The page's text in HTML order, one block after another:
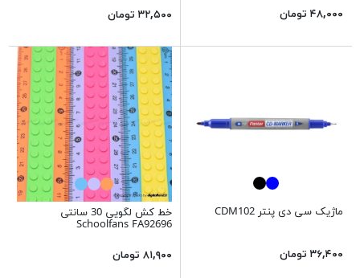
۴۸,۰۰۰ تومان ۳۲,۵۰۰ تومان
ماژیک سی دی پنتر CDM102
۳۶,۴۰۰ تومان
خط کش لگویی 30 سانتی
Schoolfans FA92696
۸۱,۹۰۰ تومان